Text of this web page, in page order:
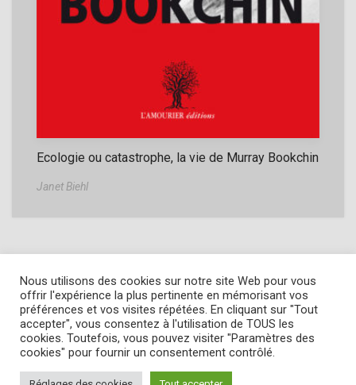
Ecologie ou catastrophe, la vie de Murray Bookchin
Janet Biehl
Copyright © 2022L' Amourier éditions
Cookie Policy-Privacy Policy-Mentions légales
Conditions générales de vente
Nous utilisons des cookies sur notre site Web pour vous
offrir l'expérience la plus pertinente en mémorisant vos
préférences et vos visites répétées. En cliquant sur "Tout
accepter", vous consentez à l'utilisation de TOUS les
cookies. Toutefois, vous pouvez visiter "Paramètres des
cookies" pour fournir un consentement contrôlé.